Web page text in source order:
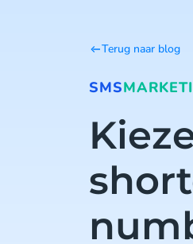
Terug naar blog
SMS